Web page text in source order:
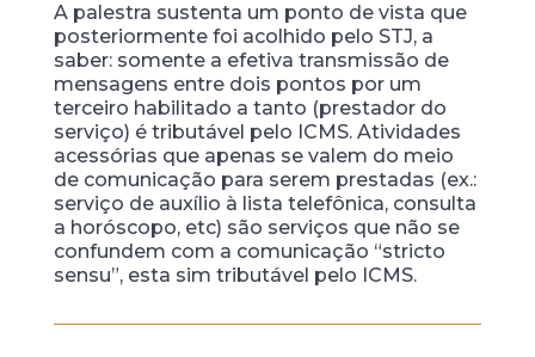
A palestra sustenta um ponto de vista que
posteriormente foi acolhido pelo STJ, a
saber: somente a efetiva transmissão de
mensagens entre dois pontos por um
terceiro habilitado a tanto (prestador do
serviço) é tributável pelo ICMS. Atividades
acessórias que apenas se valem do meio
de comunicação para serem prestadas (ex.:
serviço de auxílio à lista telefônica, consulta
a horóscopo, etc) são serviços que não se
confundem com a comunicação “stricto
sensu”, esta sim tributável pelo ICMS.